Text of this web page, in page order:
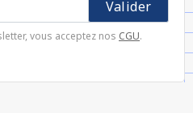
vous acceptez nos CGU.